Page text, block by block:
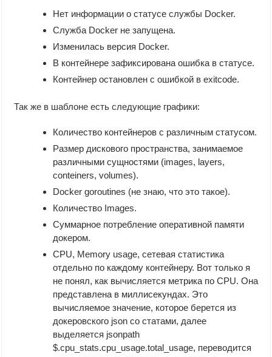
Нет информации о статусе службы Docker.
Служба Docker не запущена.
Изменилась версия Docker.
В контейнере зафиксирована ошибка в статусе.
Контейнер остановлен с ошибкой в exitcode.
Так же в шаблоне есть следующие графики:
Количество контейнеров с различным статусом.
Размер дискового пространства, занимаемое
различными сущностями (images, layers,
conteiners, volumes).
Docker goroutines (не знаю, что это такое).
Количество Images.
Суммарное потребление оперативной памяти
докером.
CPU, Memory usage, сетевая статистика
отдельно по каждому контейнеру. Вот только я
не понял, как вычисляется метрика по CPU. Она
представлена в миллисекундах. Это
вычисляемое значение, которое берется из
докеровского json со статами, далее
выделяется jsonpath
$.cpu_stats.cpu_usage.total_usage, переводится